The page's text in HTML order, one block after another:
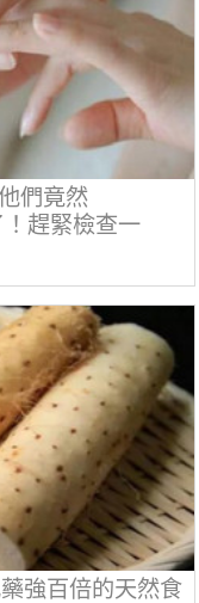
們竟然
趕緊檢查一
強百倍的天然食